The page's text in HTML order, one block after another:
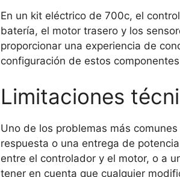
En un kit eléctrico de 700c, el
batería, el motor trasero y los
proporcionar una experiencia de
configuración de estos
Limitaciones
Uno de los problemas más
respuesta o una entrega de
entre el controlador y el motor, o a
tener en cuenta que cualquier